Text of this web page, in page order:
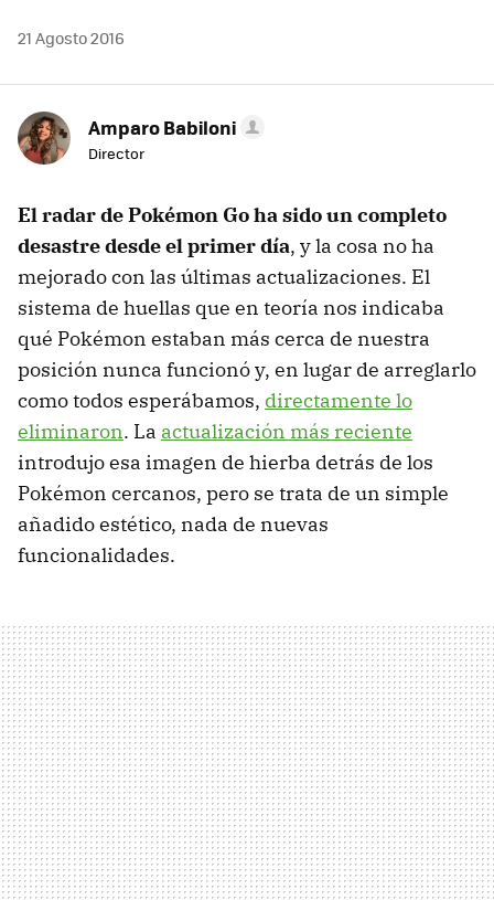
21 Agosto 2016
Amparo Babiloni
Director
El radar de Pokémon Go ha sido un completo
desastre desde el primer día, y la cosa no ha
mejorado con las últimas actualizaciones. El
sistema de huellas que en teoría nos indicaba
qué Pokémon estaban más cerca de nuestra
posición nunca funcionó y, en lugar de arreglarlo
como todos esperábamos, directamente lo
eliminaron. La actualización más reciente
introdujo esa imagen de hierba detrás de los
Pokémon cercanos, pero se trata de un simple
añadido estético, nada de nuevas
funcionalidades.